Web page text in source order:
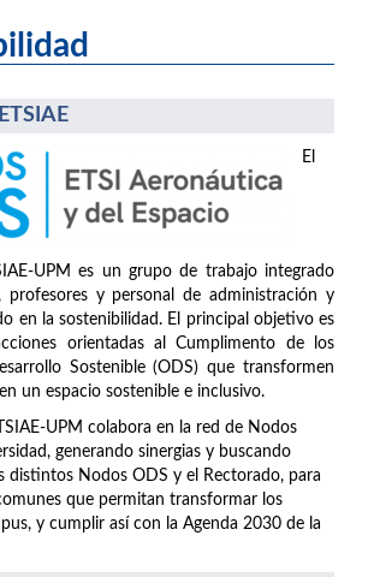
El
UPM es un grupo de trabajo integrado
profesores y personal de administración y
en la sostenibilidad. El principal objetivo es
orientadas al Cumplimento de los
Sostenible (ODS) que transformen
un espacio sostenible e inclusivo.
UPM colabora en la red de Nodos
generando sinergias y buscando
distintos Nodos ODS y el Rectorado, para
que permitan transformar los
y cumplir así con la Agenda 2030 de la